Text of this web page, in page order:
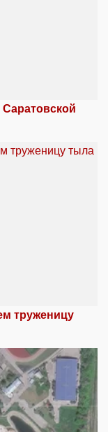
Саратовской
труженицу